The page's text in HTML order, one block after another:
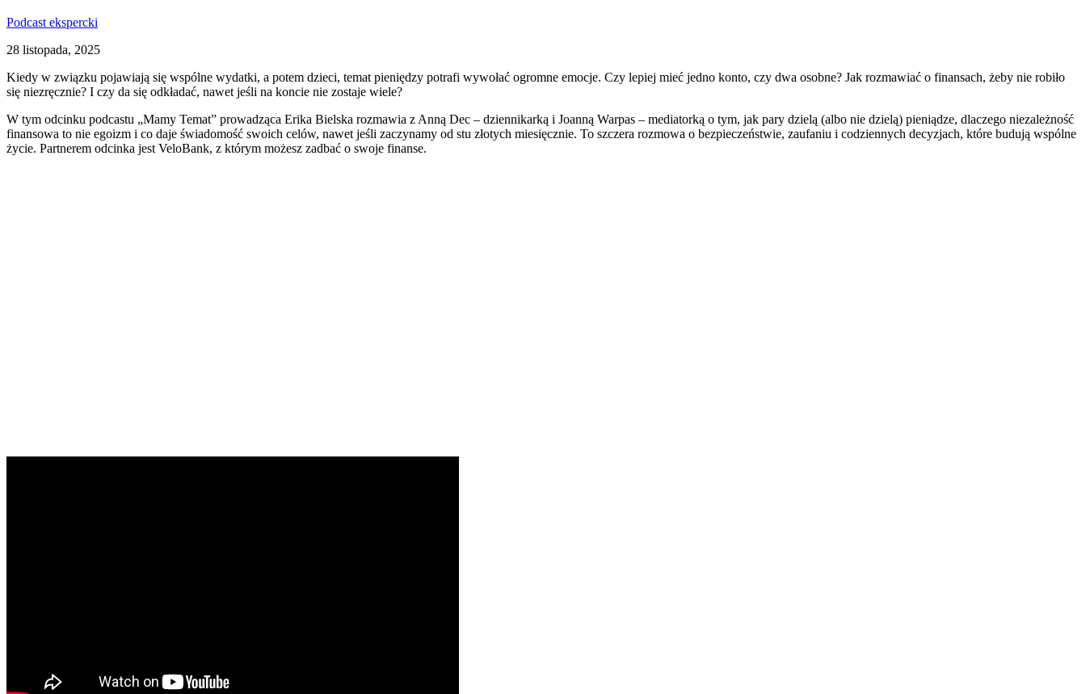
Podcast ekspercki
28 listopada, 2025
Kiedy w związku pojawiają się wspólne wydatki, a potem dzieci, temat pieniędzy potrafi wywołać ogromne emocje. Czy lepiej mieć jedno konto, czy dwa osobne? Jak rozmawiać o finansach, żeby nie robiło
się niezręcznie? I czy da się odkładać, nawet jeśli na koncie nie zostaje wiele?
W tym odcinku podcastu „Mamy Temat” prowadząca Erika Bielska rozmawia z Anną Dec – dziennikarką i Joanną Warpas – mediatorką o tym, jak pary dzielą (albo nie dzielą) pieniądze, dlaczego niezależność
finansowa to nie egoizm i co daje świadomość swoich celów, nawet jeśli zaczynamy od stu złotych miesięcznie. To szczera rozmowa o bezpieczeństwie, zaufaniu i codziennych decyzjach, które budują wspólne
życie. Partnerem odcinka jest VeloBank, z którym możesz zadbać o swoje finanse.